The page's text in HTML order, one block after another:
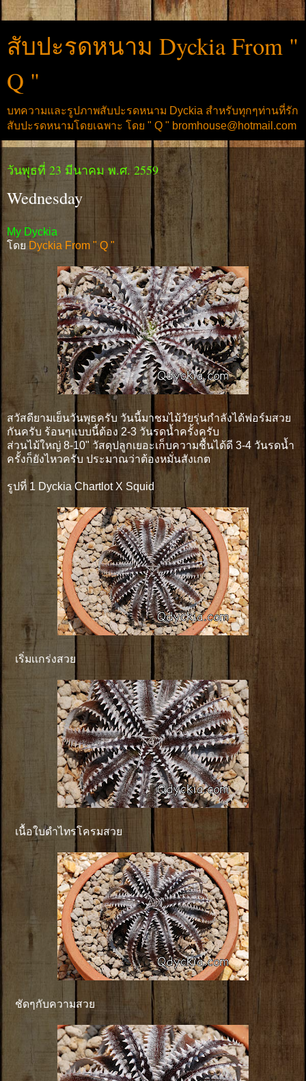
สับปะรดหนาม Dyckia From "
Q "
บทความและรูปภาพสับปะรดหนาม Dyckia สำหรับทุกๆท่านที่รัก
สับปะรดหนามโดยเฉพาะ โดย " Q " bromhouse@hotmail.com
วันพุธที่ 23 มีนาคม พ.ศ. 2559
Wednesday
My Dyckia
โดย Dyckia From " Q "
สวัสดียามเย็นวันพุธครับ วันนี้มาชมไม้วัยรุ่นกำลังได้ฟอร์มสวย
กันครับ ร้อนๆแบบนี้ต้อง 2-3 วันรดน้ำครั้งครับ
ส่วนไม้ใหญ่ 8-10" วัสดุปลูกเยอะเก็บความชื้นได้ดี 3-4 วันรดน้ำ
ครั้งก็ยังไหวครับ ประมาณว่าต้องหมั่นสังเกต
รูปที่ 1 Dyckia Chartlot X Squid
เริ่มเเกร่งสวย
เนื้อใบดำไทรโครมสวย
ชัดๆกับความสวย